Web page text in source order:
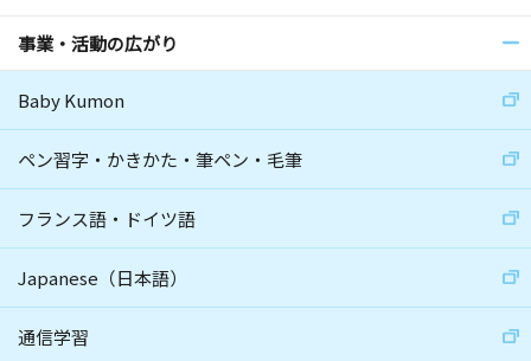
事業・活動の広がり
Baby Kumon
ペン習字・かきかた・筆ペン・毛筆
フランス語・ドイツ語
Japanese（日本語）
通信学習